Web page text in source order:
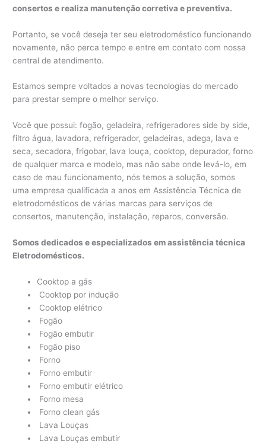
consertos e realiza manutenção corretiva e preventiva.
Portanto, se você deseja ter seu eletrodoméstico funcionando
novamente, não perca tempo e entre em contato com nossa
central de atendimento.
Estamos sempre voltados a novas tecnologias do mercado
para prestar sempre o melhor serviço.
Você que possui: fogão, geladeira, refrigeradores side by side,
filtro água, lavadora, refrigerador, geladeiras, adega, lava e
seca, secadora, frigobar, lava louça, cooktop, depurador, forno
de qualquer marca e modelo, mas não sabe onde levá-lo, em
caso de mau funcionamento, nós temos a solução, somos
uma empresa qualificada a anos em Assistência Técnica de
eletrodomésticos de várias marcas para serviços de
consertos, manutenção, instalação, reparos, conversão.
Somos dedicados e especializados em assistência técnica
Eletrodomésticos.
Cooktop a gás
Cooktop por indução
Cooktop elétrico
Fogão
Fogão embutir
Fogão piso
Forno
Forno embutir
Forno embutir elétrico
Forno mesa
Forno clean gás
Lava Louças
Lava Louças embutir